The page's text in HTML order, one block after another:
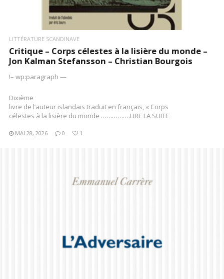
LITTÉRATURE SCANDINAVE
Critique – Corps célestes à la lisière du monde –
Jon Kalman Stefansson – Christian Bourgois
!– wp:paragraph —
Dixième
livre de l’auteur islandais traduit en français, « Corps
célestes à la lisière du monde …………….LIRE LA SUITE
MAI 28, 2026 0 1